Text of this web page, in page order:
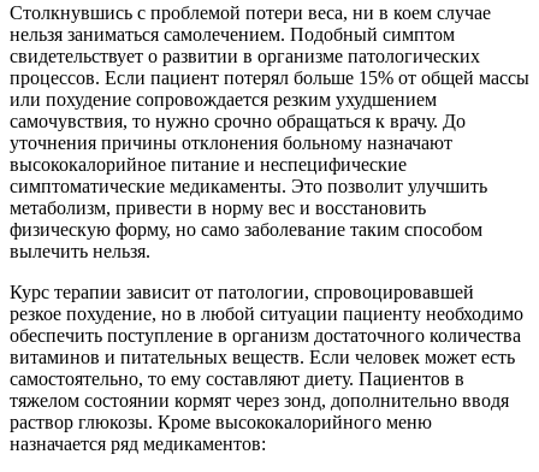
Столкнувшись с проблемой потери веса, ни в коем случае
нельзя заниматься самолечением. Подобный симптом
свидетельствует о развитии в организме патологических
процессов. Если пациент потерял больше 15% от общей массы
или похудение сопровождается резким ухудшением
самочувствия, то нужно срочно обращаться к врачу. До
уточнения причины отклонения больному назначают
высококалорийное питание и неспецифические
симптоматические медикаменты. Это позволит улучшить
метаболизм, привести в норму вес и восстановить
физическую форму, но само заболевание таким способом
вылечить нельзя.
Курс терапии зависит от патологии, спровоцировавшей
резкое похудение, но в любой ситуации пациенту необходимо
обеспечить поступление в организм достаточного количества
витаминов и питательных веществ. Если человек может есть
самостоятельно, то ему составляют диету. Пациентов в
тяжелом состоянии кормят через зонд, дополнительно вводя
раствор глюкозы. Кроме высококалорийного меню
назначается ряд медикаментов: